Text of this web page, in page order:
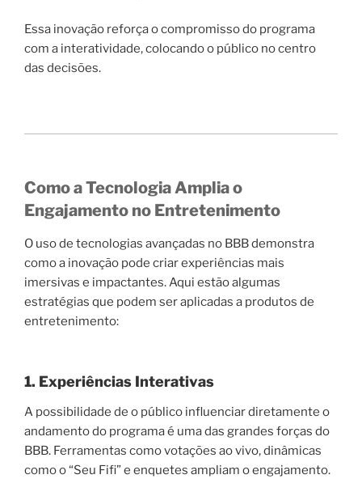
Essa inovação reforça o compromisso do programa
com a interatividade, colocando o público no centro
das decisões.
Como a Tecnologia Amplia o
Engajamento no Entretenimento
O uso de tecnologias avançadas no BBB demonstra
como a inovação pode criar experiências mais
imersivas e impactantes. Aqui estão algumas
estratégias que podem ser aplicadas a produtos de
entretenimento:
1. Experiências Interativas
A possibilidade de o público influenciar diretamente o
andamento do programa é uma das grandes forças do
BBB. Ferramentas como votações ao vivo, dinâmicas
como o “Seu Fifi” e enquetes ampliam o engajamento.